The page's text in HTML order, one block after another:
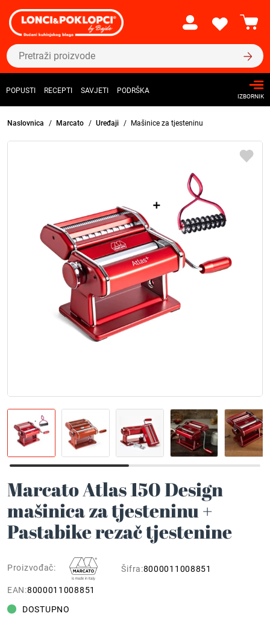
POPUSTI RECEPTI SAVJETI PODRŠKA
IZBORNIK
Naslovnica Marcato Uređaji Mašinice za tjesteninu
Marcato Atlas 150 Design
mašinica za tjesteninu +
Pastabike rezač tjestenine
Proizvođač: Šifra:8000011008851
EAN:8000011008851
DOSTUPNO